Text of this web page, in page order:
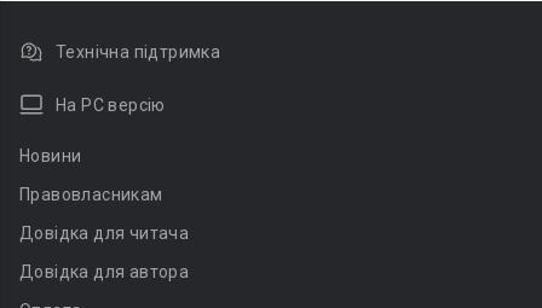
Технічна підтримка
На PC версію
Новини
Правовласникам
Довідка для читача
Довідка для автора